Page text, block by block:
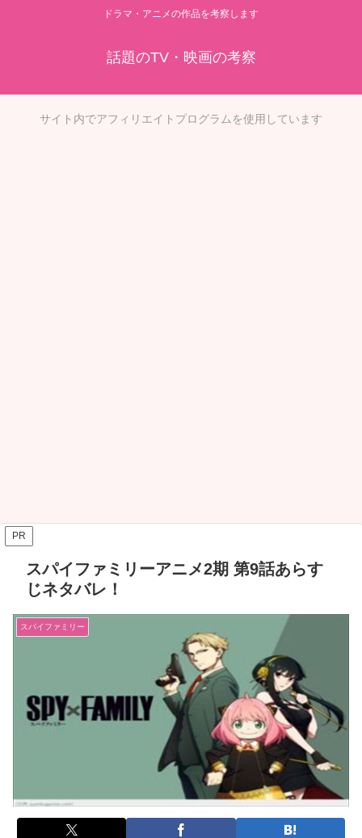
ドラマ・アニメの作品を考察します
話題のTV・映画の考察
サイト内でアフィリエイトプログラムを使用しています
PR
スパイファミリーアニメ2期 第9話あらす
じネタバレ！
スパイファミリー